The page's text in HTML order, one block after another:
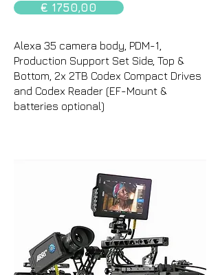
€ 1750,00
Alexa 35 camera body, PDM-1,
Production Support Set Side, Top &
Bottom, 2x 2TB Codex Compact Drives
and Codex Reader (EF-Mount &
batteries optional)